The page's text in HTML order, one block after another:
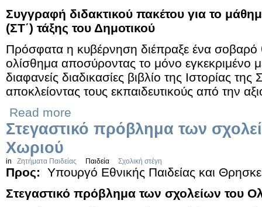
Συγγραφή διδακτικού πακέτου για το
(ΣΤ΄) τάξης του Δημοτικού
Πρόσφατα η κυβέρνηση διέπραξε ένα σοβαρό
ολίσθημα αποσύροντας το μόνο εγκεκριμένο
διαφανείς διαδικασίες βιβλίο της Ιστορίας της
αποκλείοντας τους εκπαιδευτικούς από την
Read more
Στεγαστικό πρόβλημα των
Xωριού
in Ζητήματα Παιδείας Παιδεία Σχολική στέγη
Προς:
Υπουργό Εθνικής Παιδείας και
Στεγαστικό πρόβλημα των σχολείων του